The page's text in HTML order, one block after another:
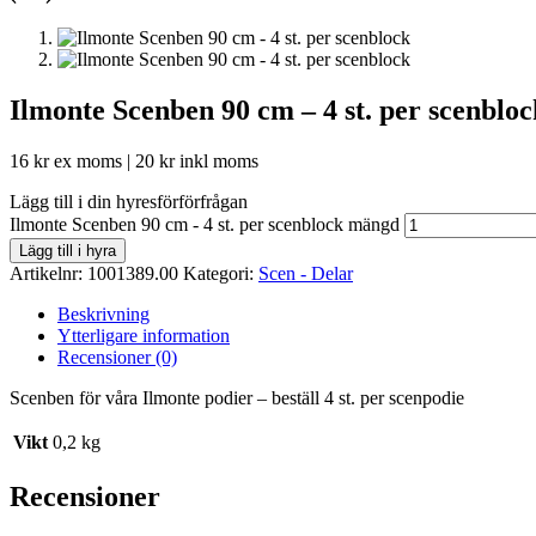
Ilmonte Scenben 90 cm – 4 st. per
16 krex moms | 20 krinkl moms
Lägg till i din hyresförförfrågan
Ilmonte Scenben 90 cm - 4 st. per scenblock mängd
Lägg till i hyra
Artikelnr: 1001389.00 Kategori: Scen - Delar
Beskrivning
Ytterligare information
Recensioner (0)
Scenben för våra Ilmonte podier – beställ 4 st. per scenpodie
Vikt 0,2 kg
Recensioner